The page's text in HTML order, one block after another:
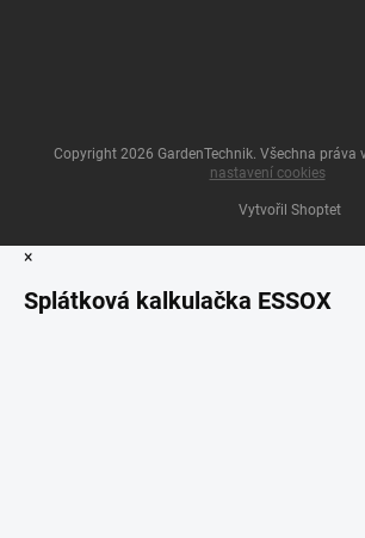
Vytvořil Shoptet
Copyright 2026 GardenTechnik. Všechna práva
nastavení cookies
×
Splátková kalkulačka ESSOX